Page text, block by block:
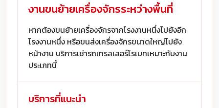
งานขนย้ายเครื่องจักรระหว่างพื้นที่
หากต้องขนย้ายเครื่องจักรจากโรงงานหนึ่งไปยังอีก
โรงงานหนึ่ง หรือขนส่งเครื่องจักรขนาดใหญ่ไปยัง
หน้างาน บริการเช่ารถเทรลเลอร์โรเบทเหมาะกับงาน
ประเภทนี้
บริการที่แนะนำ